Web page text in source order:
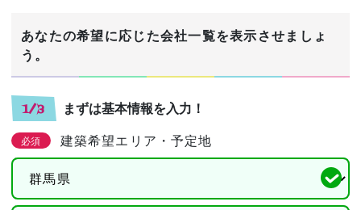
あなたの希望に応じた会社一覧を表示させましょ
う。
1/3 まずは基本情報を入力！
必須 建築希望エリア・予定地